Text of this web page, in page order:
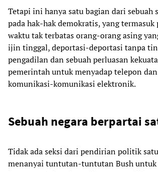
Tetapi ini hanya satu bagian dari sebuah
pada hak-hak demokratis, yang termasuk
waktu tak terbatas orang-orang asing
ijin tinggal, deportasi-deportasi tanpa
pengadilan dan sebuah perluasan
pemerintah untuk menyadap telepon
komunikasi-komunikasi elektronik.
Sebuah negara berpartai
Tidak ada seksi dari pendirian politik
menanyai tuntutan-tuntutan Bush untuk